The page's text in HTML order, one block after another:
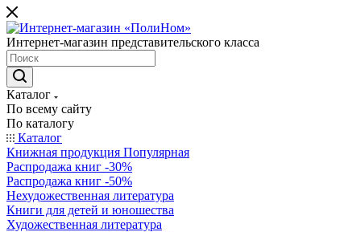
Интернет-магазин представительского класса
Каталог
По всему сайту
По каталогу
Каталог
Книжная продукция Популярная
Распродажа книг -30%
Распродажа книг -50%
Нехудожественная литература
Книги для детей и юношества
Художественная литература